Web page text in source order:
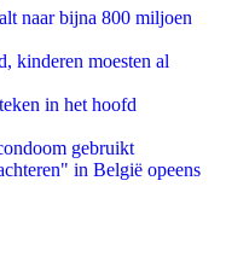
naar bijna 800 miljoen
kinderen moesten al
in het hoofd
gebruikt
in België opeens